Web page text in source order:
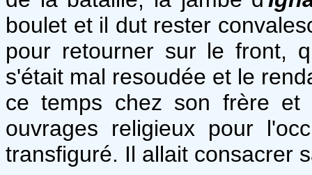
boulet et il dut rester
pour retourner sur le front,
s'était mal resoudée et le
ce temps chez son frère et
ouvrages religieux pour
transfiguré. Il allait consacrer